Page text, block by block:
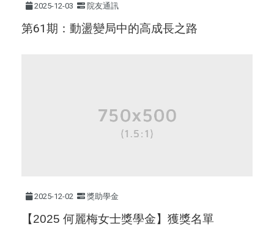
2025-12-03 院友通訊
第61期：動盪變局中的高成長之路
2025-12-02 獎助學金
【2025 何麗梅女士獎學金】獲獎名單